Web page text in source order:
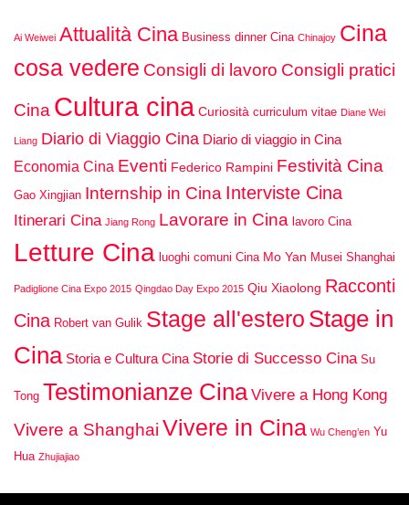
Ai Weiwei Attualità Cina Business dinner Cina Chinajoy Cina
cosa vedere Consigli di lavoro Consigli pratici
Cina Cultura cina Curiosità curriculum vitae Diane Wei
Liang Diario di Viaggio Cina Diario di viaggio in Cina
Economia Cina Eventi Federico Rampini Festività Cina
Gao Xingjian Internship in Cina Interviste Cina
Itinerari Cina Jiang Rong Lavorare in Cina lavoro Cina
Letture Cina luoghi comuni Cina Mo Yan Musei Shanghai
Padiglione Cina Expo 2015 Qingdao Day Expo 2015 Qiu Xiaolong Racconti
Cina Robert van Gulik Stage all'estero Stage in
Cina Storia e Cultura Cina Storie di Successo Cina Su
Tong Testimonianze Cina Vivere a Hong Kong
Vivere a Shanghai Vivere in Cina Wu Cheng’en Yu
Hua Zhujiajiao